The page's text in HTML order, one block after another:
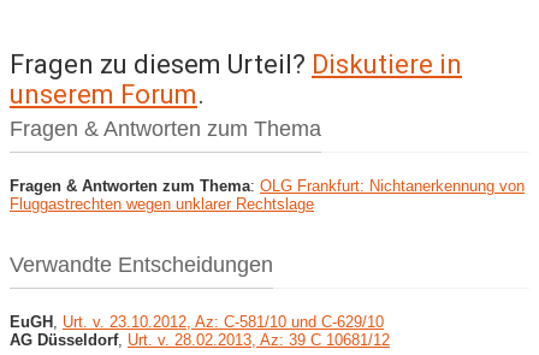
Fragen zu diesem Urteil? Diskutiere in
unserem Forum.
Fragen & Antworten zum Thema
Fragen & Antworten zum Thema: OLG Frankfurt: Nichtanerkennung von
Fluggastrechten wegen unklarer Rechtslage
Verwandte Entscheidungen
EuGH Urt. v. 23.10.2012, Az: C-581/10 und C-629/10
AG Düsseldorf, Urt. v. 28.02.2013, Az: 39 C 10681/12